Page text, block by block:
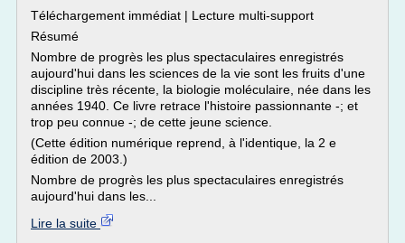
Téléchargement immédiat | Lecture multi-support
Résumé
Nombre de progrès les plus spectaculaires enregistrés
aujourd'hui dans les sciences de la vie sont les fruits d'une
discipline très récente, la biologie moléculaire, née dans les
années 1940. Ce livre retrace l'histoire passionnante -; et
trop peu connue -; de cette jeune science.
(Cette édition numérique reprend, à l'identique, la 2 e
édition de 2003.)
Nombre de progrès les plus spectaculaires enregistrés
aujourd'hui dans les...
Lire la suite